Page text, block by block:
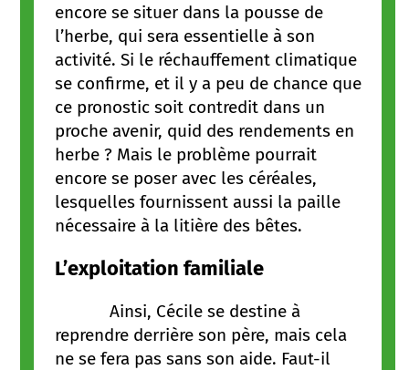
encore se situer dans la pousse de
l’herbe, qui sera essentielle à son
activité. Si le réchauffement climatique
se confirme, et il y a peu de chance que
ce pronostic soit contredit dans un
proche avenir, quid des rendements en
herbe ? Mais le problème pourrait
encore se poser avec les céréales,
lesquelles fournissent aussi la paille
nécessaire à la litière des bêtes.
L’exploitation familiale
Ainsi, Cécile se destine à
reprendre derrière son père, mais cela
ne se fera pas sans son aide. Faut-il